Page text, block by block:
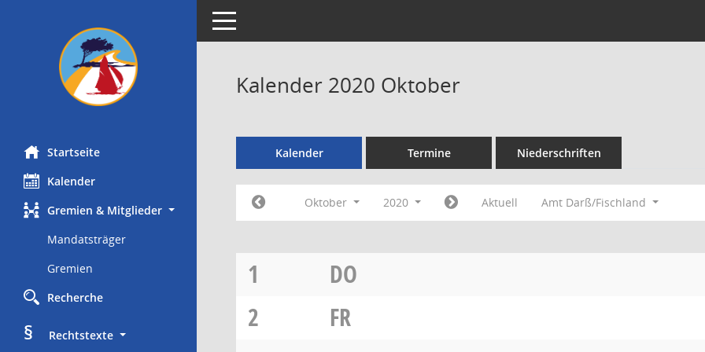
Startseite
Kalender
Gremien & Mitglieder
Mandatsträger
Gremien
Recherche
§
     Rechtstexte
Toggle navigation
Kalender 2020 Oktober
Kalender Termine Niederschriften
Oktober 2020 Aktuell Amt Darß/Fischland
1
DO
2
FR